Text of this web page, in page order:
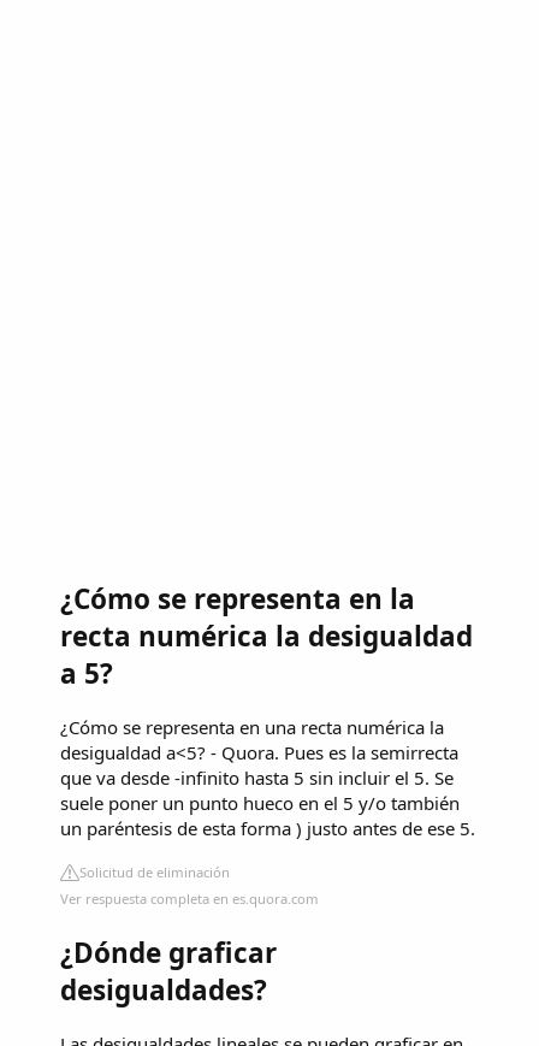
¿Cómo se representa en la
recta numérica la desigualdad
a 5?
¿Cómo se representa en una recta numérica la
desigualdad a<5? - Quora. Pues es la semirrecta
que va desde -infinito hasta 5 sin incluir el 5. Se
suele poner un punto hueco en el 5 y/o también
un paréntesis de esta forma ) justo antes de ese 5.
Solicitud de eliminación
Ver respuesta completa en es.quora.com
¿Dónde graficar
desigualdades?